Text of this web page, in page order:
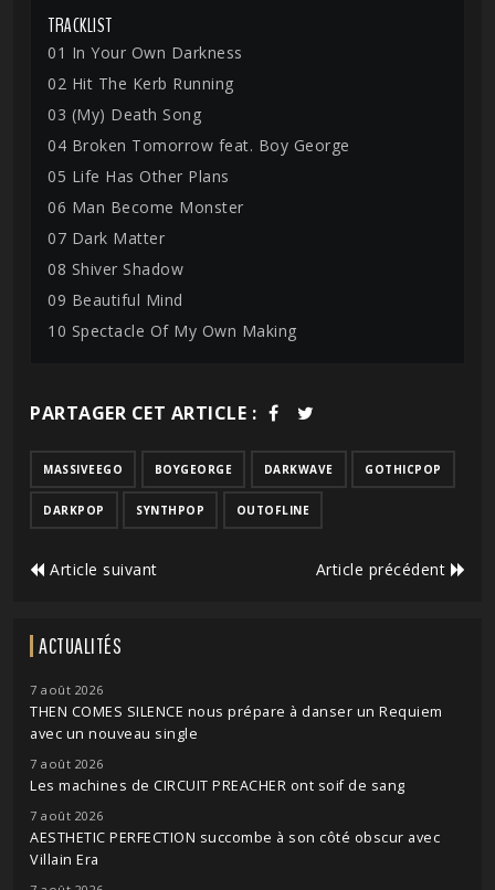
TRACKLIST
01 In Your Own Darkness
02 Hit The Kerb Running
03 (My) Death Song
04 Broken Tomorrow feat. Boy George
05 Life Has Other Plans
06 Man Become Monster
07 Dark Matter
08 Shiver Shadow
09 Beautiful Mind
10 Spectacle Of My Own Making
PARTAGER CET ARTICLE :
MASSIVEEGO BOYGEORGE DARKWAVE GOTHICPOP
DARKPOP SYNTHPOP OUTOFLINE
Article suivant Article précédent
ACTUALITÉS
7 août 2026
THEN COMES SILENCE nous prépare à danser un Requiem
avec un nouveau single
7 août 2026
Les machines de CIRCUIT PREACHER ont soif de sang
7 août 2026
AESTHETIC PERFECTION succombe à son côté obscur avec
Villain Era